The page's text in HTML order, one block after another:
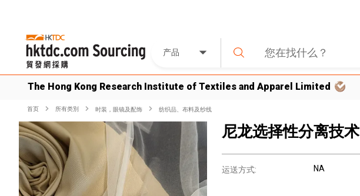
产品
The Hong Kong Research Institute of Textiles and Apparel Limited
首页 所有类別 时装，眼镜及配饰 纺织品、布料及纱线
尼龙选择性分离技术
运送方式: NA